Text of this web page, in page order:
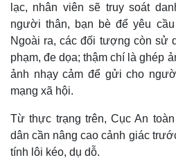
lạc, nhân viên sẽ truy soát
người thân, bạn bè để yêu
Ngoài ra, các đối tượng còn sử
phạm, đe dọa; thậm chí là ghép
ảnh nhạy cảm để gửi cho
mạng xã hội.
Từ thực trạng trên, Cục An
dân cần nâng cao cảnh giác
tính lôi kéo, dụ dỗ.